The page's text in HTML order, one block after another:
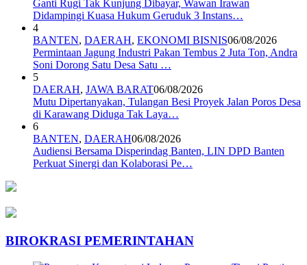
Ganti Rugi Tak Kunjung Dibayar, Wawan Irawan
Didampingi Kuasa Hukum Geruduk 3 Instans…
4
BANTEN, DAERAH, EKONOMI BISNIS06/08/2026
Permintaan Jagung Industri Pakan Tembus 2 Juta Ton, Andra
Soni Dorong Satu Desa Satu …
5
DAERAH, JAWA BARAT06/08/2026
Mutu Dipertanyakan, Tulangan Besi Proyek Jalan Poros Desa
di Karawang Diduga Tak Laya…
6
BANTEN, DAERAH06/08/2026
Audiensi Bersama Disperindag Banten, LIN DPD Banten
Perkuat Sinergi dan Kolaborasi Pe…
BIROKRASI PEMERINTAHAN